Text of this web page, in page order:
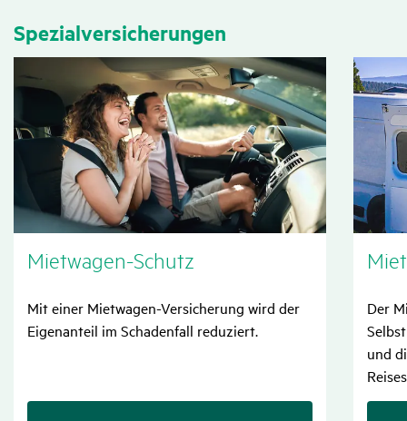
Spezi­al­ver­si­che­rungen
Miet­wagen-Schutz
Mit einer Mietwagen-Versicherung wird der
Eigenanteil im Schadenfall reduziert.
Der
und